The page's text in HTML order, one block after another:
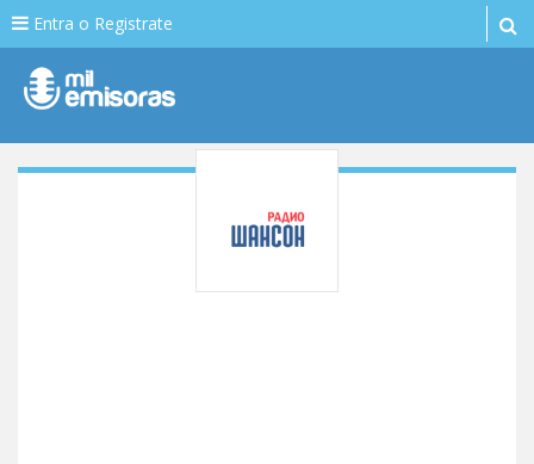
Entra o Registrate